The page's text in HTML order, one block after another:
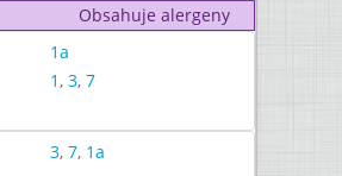
Obsahuje alergeny
1a
1, 3, 7
3, 7, 1a